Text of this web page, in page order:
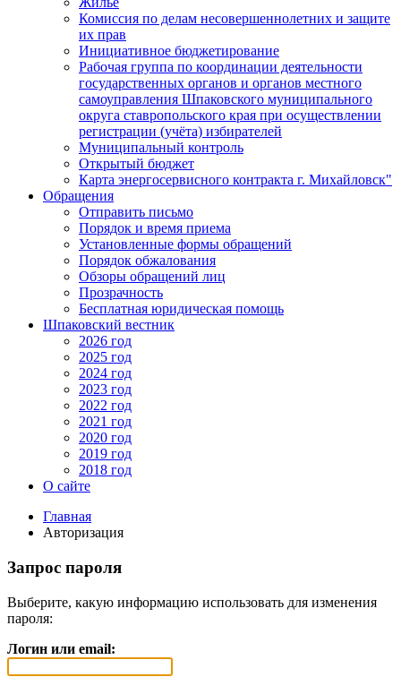
Комиссия по делам несовершеннолетних и защите
их прав
Инициативное бюджетирование
Рабочая группа по координации деятельности
государственных органов и органов местного
самоуправления Шпаковского муниципального
округа ставропольского края при осуществлении
регистрации (учёта) избирателей
Муниципальный контроль
Открытый бюджет
Карта энергосервисного контракта г. Михайловск"
Обращения
Отправить письмо
Порядок и время приема
Установленные формы обращений
Порядок обжалования
Обзоры обращений лиц
Прозрачность
Бесплатная юридическая помощь
Шпаковский вестник
2026 год
2025 год
2024 год
2023 год
2022 год
2021 год
2020 год
2019 год
2018 год
О сайте
Главная
Авторизация
Запрос пароля
Выберите, какую информацию использовать для изменения
пароля:
Логин или email: